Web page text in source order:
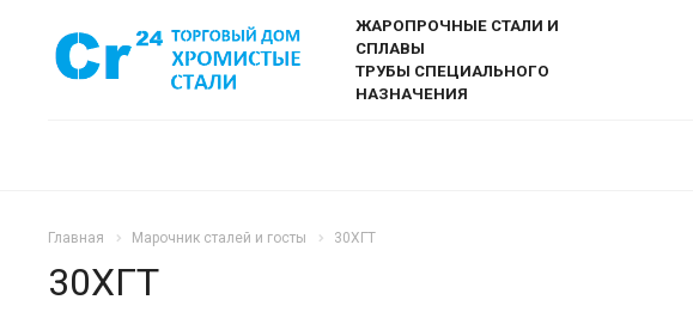
ЖАРОПРОЧНЫЕ СТАЛИ И
СПЛАВЫ
ТРУБЫ СПЕЦИАЛЬНОГО
НАЗНАЧЕНИЯ
Главная Марочник сталей и госты 30ХГТ
30ХГТ